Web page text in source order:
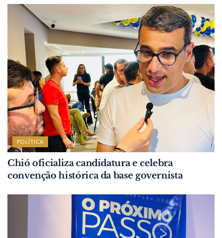
POLÍTICA
Chió oficializa candidatura e celebra
convenção histórica da base governista